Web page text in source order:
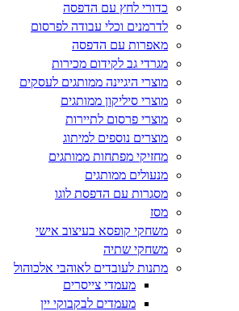
כדורי לחץ עם הדפסה
לדרמנים וכלי עבודה לפרסום
מאפרות עם הדפסה
מגרדי גב לקידום מכירות
מוצרי היגיינה ממותגים לעסקים
מוצרי סיליקון ממותגים
מוצרי פרסום לתיירות
מוצרים נוספים למיתוג
מחזיקי מפתחות ממותגים
מנעולים ממותגים
מסגרות עם הדפסת לוגו
מסז
משחקי קופסא בעיצוב אישי
משחקי שתיה
מתנות לעובדים לאוהבי אלכוהול
מעמדי צייסרים
מעמדים לבקבוקי יין